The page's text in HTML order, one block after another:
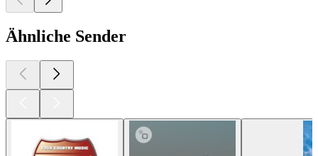
Ähnliche Sender